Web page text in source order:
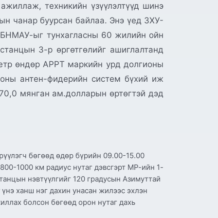
техникийн үзүүлэлтүүд шинэ
чанар буурсан байлаа. Энэ үед ЗХУ-
ыг тунхагласны 60 жилийн ойн
3-р өргөтгөлийг ашиглалтанд
өндөр АРРТ маркийн урд долгионы
антен-фидерийн систем бүхий иж
мянган ам.долларын өртөгтэй дэд
бөгөөд өдөр бүрийн 09.00-15.00
1000 км радиус нутаг дэвсгэрт МР-ийн 1-
нэвтүүлгийг 120 градусын Азимуттай
ханш нэг дахин унасан жилээс эхлэн
болсон бөгөөд орон нутаг дахь